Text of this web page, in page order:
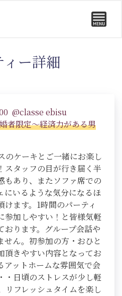
ィー詳細
@classe ebisu
者限定～経済力がある男
のケーキとご一緒にお楽し
スタッフの目が行き届く半
もあり、またソファ席での
にいるような気分になるほ
ます。1時間のパーティ
参加しやすい！と皆様気軽
おります。グループ会話や
せん。初参加の方・おひと
頂きやすい内容となってお
アットホームな雰囲気で会
・日頃のストレスが少し軽
リフレッシュタイムを楽し